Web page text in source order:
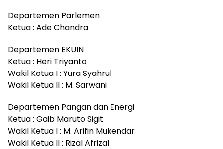
Departemen Parlemen
Ketua : Ade Chandra
Departemen EKUIN
Ketua : Heri Triyanto
Wakil Ketua I : Yura Syahrul
Wakil Ketua II : M. Sarwani
Departemen Pangan dan Energi
Ketua : Gaib Maruto Sigit
Wakil Ketua I : M. Arifin Mukendar
Wakil Ketua II : Rizal Afrizal